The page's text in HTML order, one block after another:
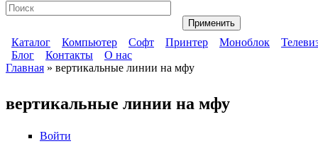
Главное меню
Каталог Компьютер Софт Принтер Моноблок
Дополнительное меню
Блог Контакты О нас
Главная » вертикальные линии на мфу
вертикальные линии на мфу
Войти